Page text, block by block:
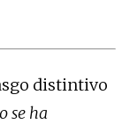
distintivo
se ha